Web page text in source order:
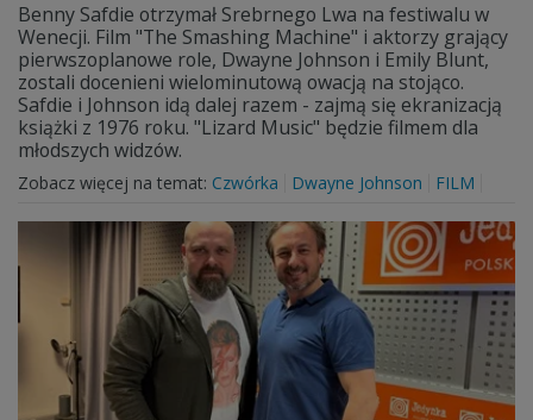
Benny Safdie otrzymał Srebrnego Lwa na festiwalu w
Wenecji. Film "The Smashing Machine" i aktorzy grający
pierwszoplanowe role, Dwayne Johnson i Emily Blunt,
zostali docenieni wielominutową owacją na stojąco.
Safdie i Johnson idą dalej razem - zajmą się ekranizacją
książki z 1976 roku. "Lizard Music" będzie filmem dla
młodszych widzów.
Zobacz więcej na temat: Czwórka Dwayne Johnson FILM